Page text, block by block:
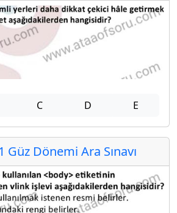
C D E
Güz Dönemi Ara Sınavı